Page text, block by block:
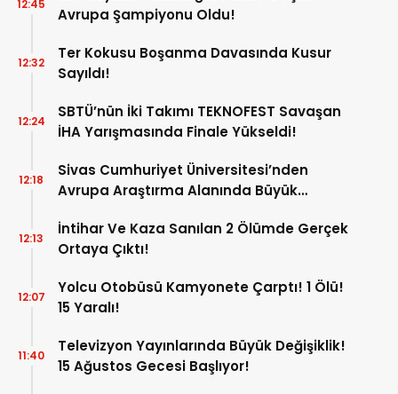
Avrupa Şampiyonu Oldu!
12:45
Ter Kokusu Boşanma Davasında Kusur
Sayıldı!
12:32
SBTÜ’nün İki Takımı TEKNOFEST Savaşan
İHA Yarışmasında Finale Yükseldi!
12:24
Sivas Cumhuriyet Üniversitesi’nden
Avrupa Araştırma Alanında Büyük
12:18
İntihar Ve Kaza Sanılan 2 Ölümde Gerçek
Ortaya Çıktı!
12:13
Yolcu Otobüsü Kamyonete Çarptı! 1 Ölü!
15 Yaralı!
12:07
Televizyon Yayınlarında Büyük Değişiklik!
15 Ağustos Gecesi Başlıyor!
11:40